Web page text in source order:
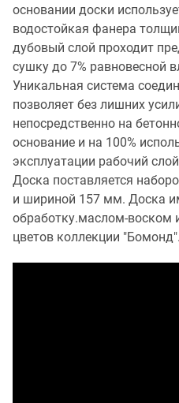
основании доски
водостойкая фанера
дубовый слой проходит
сушку до 7% равновесной
Уникальная система
позволяет без лишних
непосредственно на
основание и на 100%
эксплуатации рабочий
Доска поставляется
и шириной 157 мм. Доска
обработку.маслом-воском
цветов коллекции "Бомонд".